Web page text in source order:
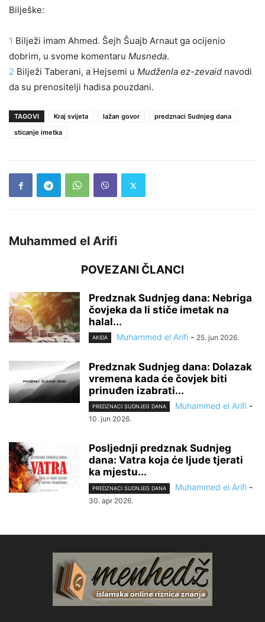
Bilješke:
1 Bilježi imam Ahmed. Šejh Šuajb Arnaut ga ocijenio
dobrim, u svome komentaru Musneda.
2 Bilježi Taberani, a Hejsemi u Mudženla ez-zevaid navodi
da su prenositelji hadisa pouzdani.
TAGOVI Kraj svijeta lažan govor
predznaci Sudnjeg dana
sticanje imetka
Muhammed el Arifi
POVEZANI ČLANCI
Predznak Sudnjeg dana: Nebriga
čovjeka da li stiče imetak na
halal...
AKIDA Muhammed el Arifi - 25. jun 2026.
Predznak Sudnjeg dana: Dolazak
vremena kada će čovjek biti
prinuđen izabrati...
PREDZNACI SUDNJEG DANA Muhammed el Arifi -
10. jun 2026.
Posljednji predznak Sudnjeg
dana: Vatra koja će ljude tjerati
ka mjestu...
PREDZNACI SUDNJEG DANA Muhammed el Arifi -
30. apr 2026.